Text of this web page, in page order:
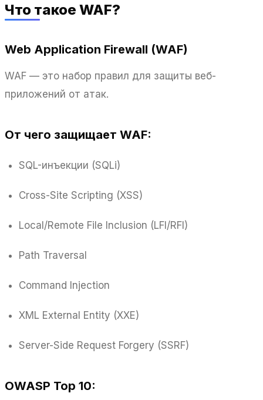
Что такое WAF?
Web Application Firewall (WAF)
WAF — это набор правил для защиты веб-
приложений от атак.
От чего защищает WAF:
SQL-инъекции (SQLi)
Cross-Site Scripting (XSS)
Local/Remote File Inclusion (LFI/RFI)
Path Traversal
Command Injection
XML External Entity (XXE)
Server-Side Request Forgery (SSRF)
OWASP Top 10: